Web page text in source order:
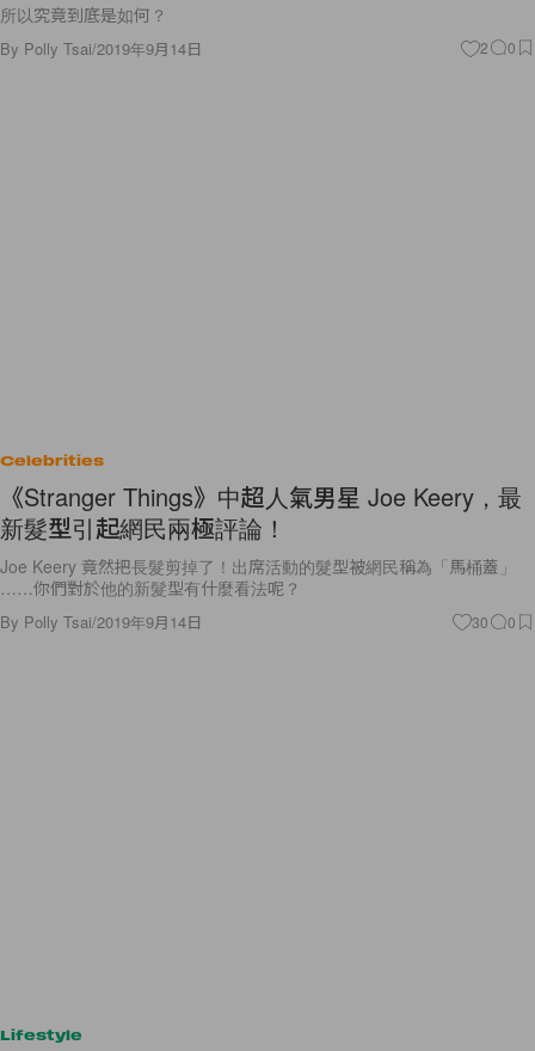
所以究竟到底是如何？
By Polly Tsai/2019年9月14日 2 0
Celebrities
《Stranger Things》中超人氣男星 Joe Keery，最
新髮型引起網民兩極評論！
Joe Keery 竟然把長髮剪掉了！出席活動的髮型被網民稱為「馬桶蓋」
……你們對於他的新髮型有什麼看法呢？
By Polly Tsai/2019年9月14日 30 0
Lifestyle